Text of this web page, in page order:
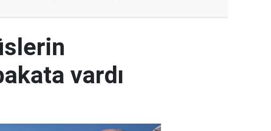
vardı